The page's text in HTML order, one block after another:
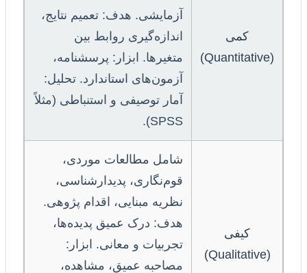
کمی
(Quantitative)
آزمایشی. هدف: تعمیم نتایج،
اندازه‌گیری روابط بین
متغیرها. ابزار: پرسشنامه،
آزمون‌های استاندارد. تحلیل:
آمار توصیفی و استنباطی (مثلاً
SPSS).
کیفی
(Qualitative)
شامل مطالعات موردی،
قوم‌نگاری، پدیدارشناسی،
نظریه مبنایی، اقدام پژوهی.
هدف: درک عمیق پدیده‌ها،
تجربیات و معانی. ابزار:
مصاحبه عمیق، مشاهده،